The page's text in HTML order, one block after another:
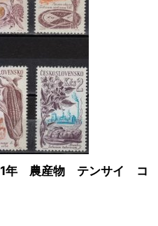
年 農産物 テンサイ コ